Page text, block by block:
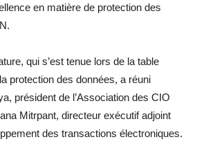
en matière de protection des
qui s’est tenue lors de la table
protection des données, a réuni
président de l’Association des CIO
Mitrpant, directeur exécutif adjoint
des transactions électroniques.